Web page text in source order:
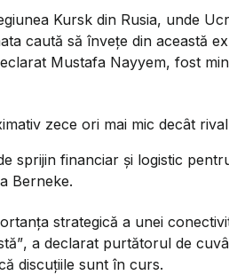
Kursk din Rusia, unde
caută să învețe din această
Mustafa Nayyem, fost
zece ori mai mic decât
sprijin financiar și logistic
Berneke.
strategică a unei
, a declarat purtătorul de
discuțiile sunt în curs.